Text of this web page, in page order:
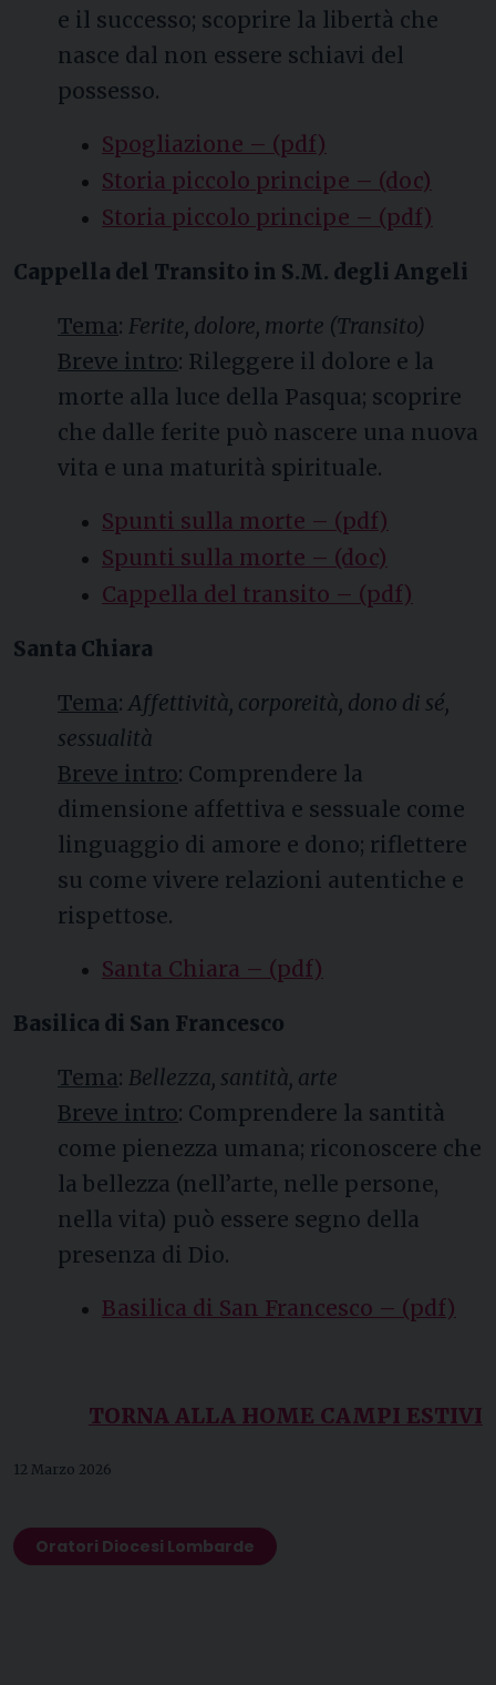
e il successo; scoprire la libertà che
nasce dal non essere schiavi del
possesso.
Spogliazione – (pdf)
Storia piccolo principe – (doc)
Storia piccolo principe – (pdf)
Cappella del Transito in S.M. degli Angeli
Tema: Ferite, dolore, morte (Transito)
Breve intro: Rileggere il dolore e la
morte alla luce della Pasqua; scoprire
che dalle ferite può nascere una nuova
vita e una maturità spirituale.
Spunti sulla morte – (pdf)
Spunti sulla morte – (doc)
Cappella del transito – (pdf)
Santa Chiara
Tema:Affettività, corporeità, dono di sé,
sessualità
Breve intro: Comprendere la
dimensione affettiva e sessuale come
linguaggio di amore e dono; riflettere
su come vivere relazioni autentiche e
rispettose.
Santa Chiara – (pdf)
Basilica di San Francesco
Tema: Bellezza, santità, arte
Breve intro: Comprendere la santità
come pienezza umana; riconoscere che
la bellezza (nell’arte, nelle persone,
nella vita) può essere segno della
presenza di Dio.
Basilica di San Francesco – (pdf)
TORNA ALLA HOME CAMPI ESTIVI
12 Marzo 2026
Oratori Diocesi Lombarde